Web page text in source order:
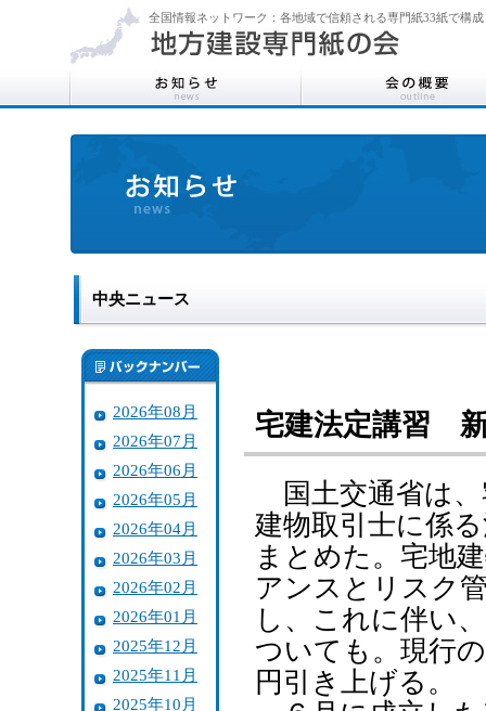
全国情報ネットワーク：各地域で信頼される専門紙33紙で構成
中央ニュース
2026年08月
2026年07月
2026年06月
2026年05月
2026年04月
2026年03月
2026年02月
2026年01月
2025年12月
2025年11月
2025年10月
宅建法定講習
国土交通省は、
建物取引士に係
まとめた。宅地
アンスとリスク
し、これに伴い
ついても。現行
円引き上げる。